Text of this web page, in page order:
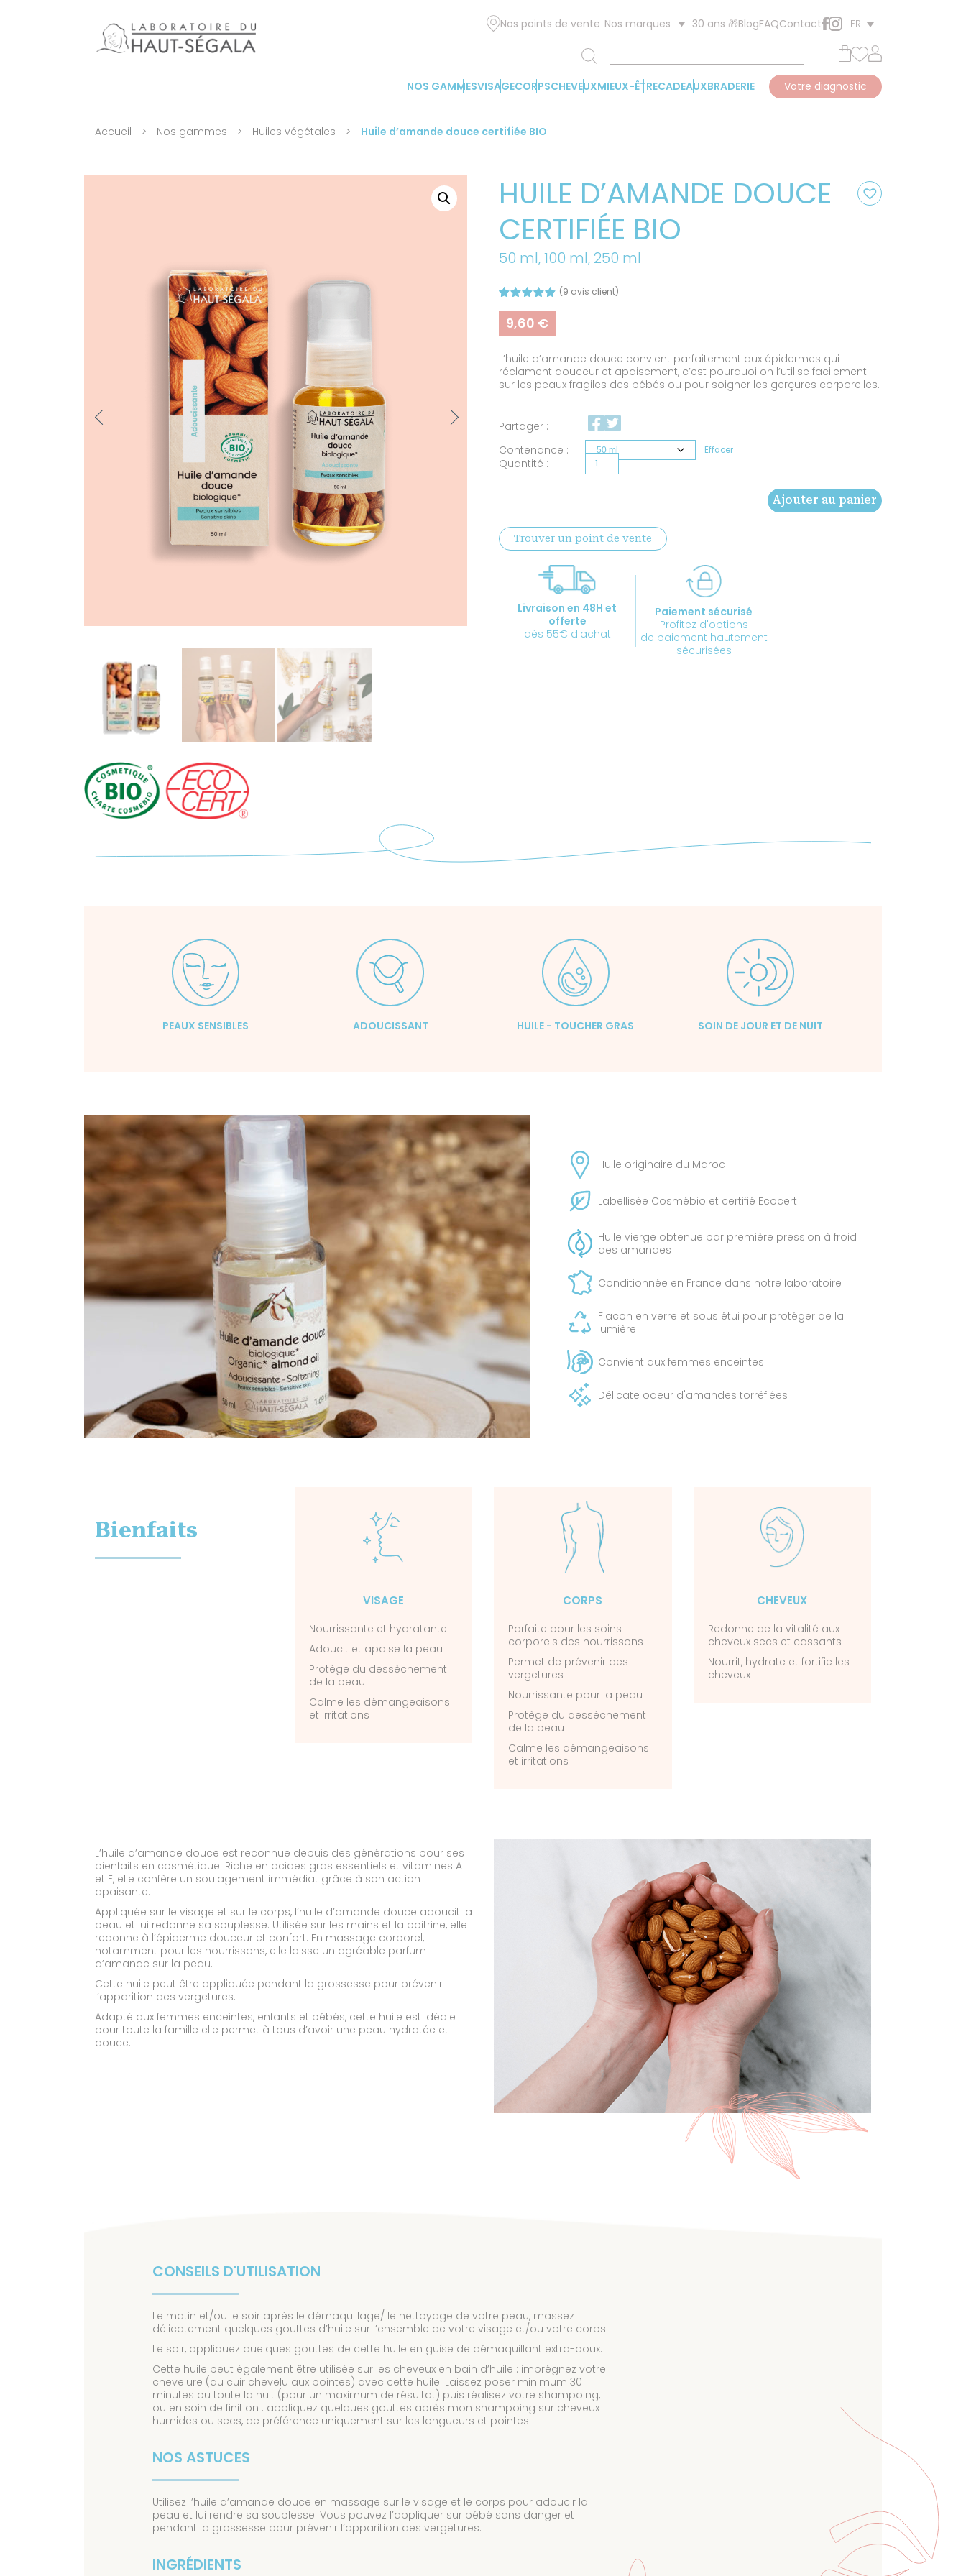
Nos points de vente Nos marques 30 ans 🎁BlogFAQContact FR
NOS GAMMESVISAGECORPSCHEVEUXMIEUX-ÊTRECADEAUXBRADERIE Votre diagnostic
Accueil > Nos gammes > Huiles végétales > Huile d’amande douce certifiée BIO
Previo
Next
HUILE D’AMANDE DOUCE
CERTIFIÉE BIO
50 ml, 100 ml, 250 ml
sur 5
basé sur
notations
(9 avis client)
9,60 €
L’huile d’amande douce convient parfaitement aux épidermes qui
réclament douceur et apaisement, c’est pourquoi on l’utilise facilement
sur les peaux fragiles des bébés ou pour soigner les gerçures corporelles.
Partager :
Contenance
Effacer
quantité
d'amande
douce
Ajouter au panier
Trouver un point de vente
Livraison en 48H et
offerte
dès 55€ d'achat
Paiement sécurisé
Profitez d'options
de paiement hautement
sécurisées
PEAUX SENSIBLES ADOUCISSANT HUILE - TOUCHER GRAS SOIN DE JOUR ET DE NUIT
Huile originaire du Maroc
Labellisée Cosmébio et certifié Ecocert
Huile vierge obtenue par première pression à froid
des amandes
Conditionnée en France dans notre laboratoire
Flacon en verre et sous étui pour protéger de la
lumière
Convient aux femmes enceintes
Délicate odeur d'amandes torréfiées
Bienfaits
VISAGE
Nourrissante et hydratante
Adoucit et apaise la peau
Protège du dessèchement
de la peau
Calme les démangeaisons
et irritations
CORPS
Parfaite pour les soins
corporels des nourrissons
Permet de prévenir des
vergetures
Nourrissante pour la peau
Protège du dessèchement
de la peau
Calme les démangeaisons
et irritations
CHEVEUX
Redonne de la vitalité aux
cheveux secs et cassants
Nourrit, hydrate et fortifie les
cheveux
L’huile d’amande douce est reconnue depuis des générations pour ses
bienfaits en cosmétique. Riche en acides gras essentiels et vitamines A
et E, elle confère un soulagement immédiat grâce à son action
apaisante.
Appliquée sur le visage et sur le corps, l’huile d’amande douce adoucit la
peau et lui redonne sa souplesse. Utilisée sur les mains et la poitrine, elle
redonne à l’épiderme douceur et confort. En massage corporel,
notamment pour les nourrissons, elle laisse un agréable parfum
d’amande sur la peau.
Cette huile peut être appliquée pendant la grossesse pour prévenir
l’apparition des vergetures.
Adapté aux femmes enceintes, enfants et bébés, cette huile est idéale
pour toute la famille elle permet à tous d’avoir une peau hydratée et
douce.
CONSEILS D'UTILISATION
Le matin et/ou le soir après le démaquillage/ le nettoyage de votre peau, massez
délicatement quelques gouttes d’huile sur l’ensemble de votre visage et/ou votre corps.
Le soir, appliquez quelques gouttes de cette huile en guise de démaquillant extra-doux.
Cette huile peut également être utilisée sur les cheveux en bain d’huile : imprégnez votre
chevelure (du cuir chevelu aux pointes) avec cette huile. Laissez poser minimum 30
minutes ou toute la nuit (pour un maximum de résultat) puis réalisez votre shampoing,
ou en soin de finition : appliquez quelques gouttes après mon shampoing sur cheveux
humides ou secs, de préférence uniquement sur les longueurs et pointes.
NOS ASTUCES
Utilisez l’huile d’amande douce en massage sur le visage et le corps pour adoucir la
peau et lui rendre sa souplesse. Vous pouvez l’appliquer sur bébé sans danger et
pendant la grossesse pour prévenir l’apparition des vergetures.
INGRÉDIENTS